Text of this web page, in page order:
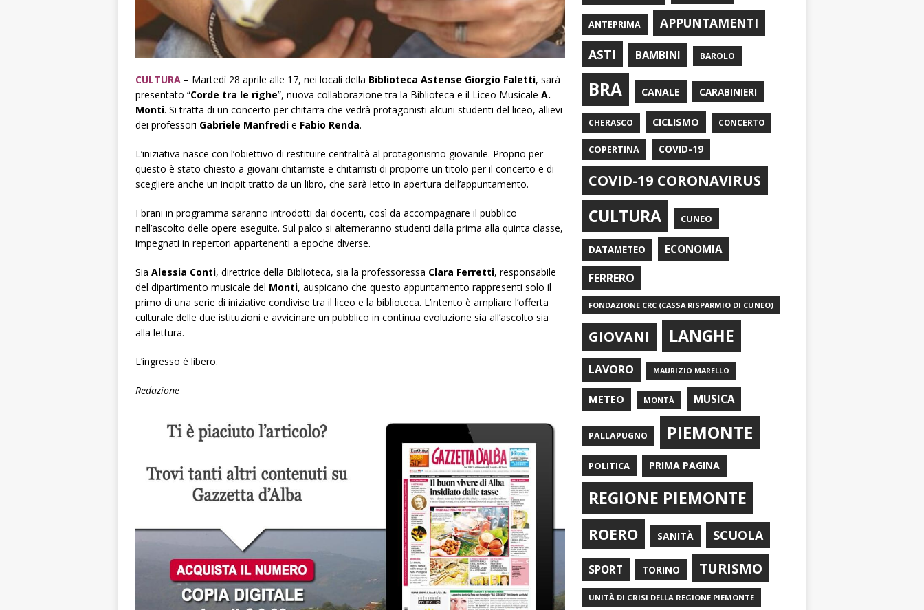
CULTURA – Martedì 28 aprile alle 17, nei locali della Biblioteca Astense Giorgio Faletti, sarà
presentato “Corde tra le righe”, nuova collaborazione tra la Biblioteca e il Liceo Musicale A.
Monti. Si tratta di un concerto per chitarra che vedrà protagonisti alcuni studenti del liceo, allievi
dei professori Gabriele Manfredi e Fabio Renda.
L’iniziativa nasce con l’obiettivo di restituire centralità al protagonismo giovanile. Proprio per
questo è stato chiesto a giovani chitarriste e chitarristi di proporre un titolo per il concerto e di
scegliere anche un incipit tratto da un libro, che sarà letto in apertura dell’appuntamento.
I brani in programma saranno introdotti dai docenti, così da accompagnare il pubblico
nell’ascolto delle opere eseguite. Sul palco si alterneranno studenti dalla prima alla quinta classe,
impegnati in repertori appartenenti a epoche diverse.
Sia Alessia Conti, direttrice della Biblioteca, sia la professoressa Clara Ferretti, responsabile
del dipartimento musicale del Monti, auspicano che questo appuntamento rappresenti solo il
primo di una serie di iniziative condivise tra il liceo e la biblioteca. L’intento è ampliare l’offerta
culturale delle due istituzioni e avvicinare un pubblico in continua evoluzione sia all’ascolto sia
alla lettura.
L’ingresso è libero.
Redazione
ANTEPRIMA
APPUNTAMENTI
ASTI
BAMBINI BAROLO
BRA CANALE CARABINIERI
CHERASCO CICLISMO CONCERTO
COPERTINA COVID-19
COVID-19 CORONAVIRUS
CULTURA CUNEO
DATAMETEO ECONOMIA
FERRERO
FONDAZIONE CRC (CASSA RISPARMIO DI CUNEO)
GIOVANI LANGHE
LAVORO MAURIZIO MARELLO
METEO MONTÀ MUSICA
PALLAPUGNO PIEMONTE
POLITICA PRIMA PAGINA
REGIONE PIEMONTE
ROERO SANITÀ SCUOLA
SPORT TORINO TURISMO
UNITÀ DI CRISI DELLA REGIONE PIEMONTE